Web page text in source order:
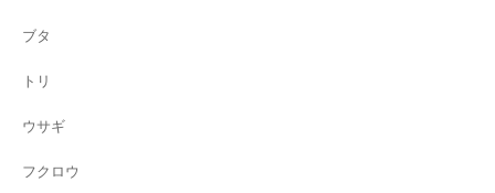
ブタ
トリ
ウサギ
フクロウ